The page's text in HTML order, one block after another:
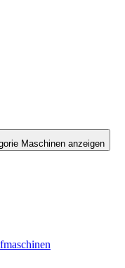
Maschinen anzeigen